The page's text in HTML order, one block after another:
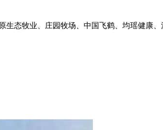
态牧业、庄园牧场、中国飞鹤、均瑶健康、